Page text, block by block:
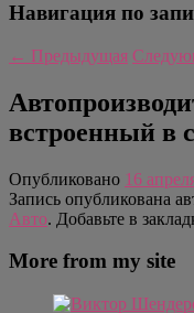
Навигация по
← Предыдущая
встроенный в
Опубликовано 16
Запись опубликована
Авто. Добавьте в
More from my site